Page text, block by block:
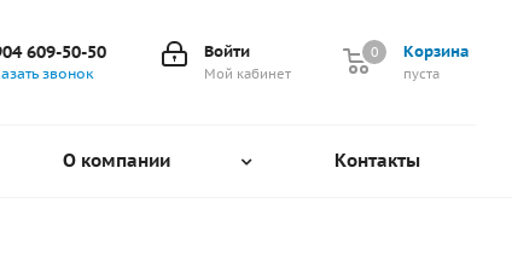
Корзина
0
пуста
0
Войти
Мой кабинет
609-50-50
звонок
О компании Контакты